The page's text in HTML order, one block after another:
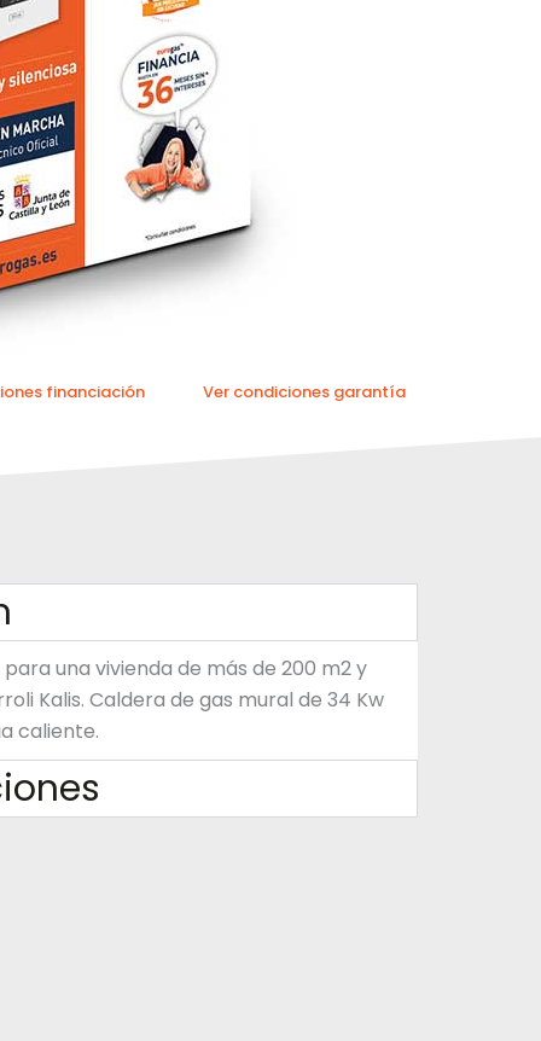
financiación Ver condiciones garantía
una vivienda de más de 200 m2 y
Kalis. Caldera de gas mural de 34 Kw
caliente.